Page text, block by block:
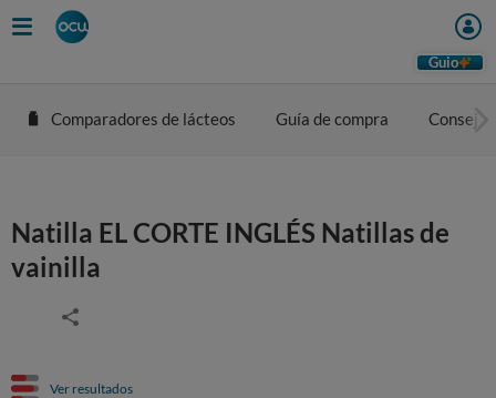
Guio
Comparadores de lácteos Guía de compra
Natilla EL CORTE INGLÉS Natillas de
vainilla
Ver resultados